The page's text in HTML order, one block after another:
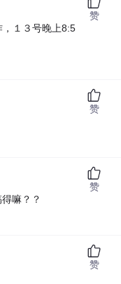
１３号晚上8:5
赞
赞
嘛？？
赞
赞